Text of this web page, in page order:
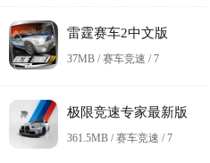
雷霆赛车2中文版
37MB / 赛车竞速 /7
极限竞速专家最新版
361.5MB / 赛车竞速 /7